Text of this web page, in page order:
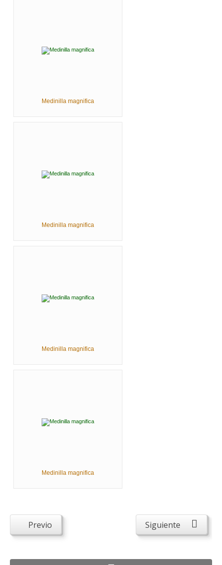
Medinilla magnifica
Medinilla magnifica
Medinilla magnifica
Medinilla magnifica
Previo Siguiente